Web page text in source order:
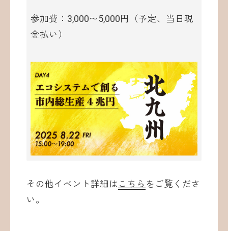
参加費：3,000〜5,000円（予定、当日現
金払い）
その他イベント詳細は こちら をご覧くださ
い。